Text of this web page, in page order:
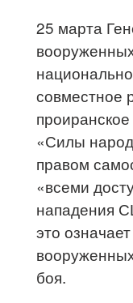
25 марта
совместное
«Силы
правом
«всеми
нападения
это
боя.